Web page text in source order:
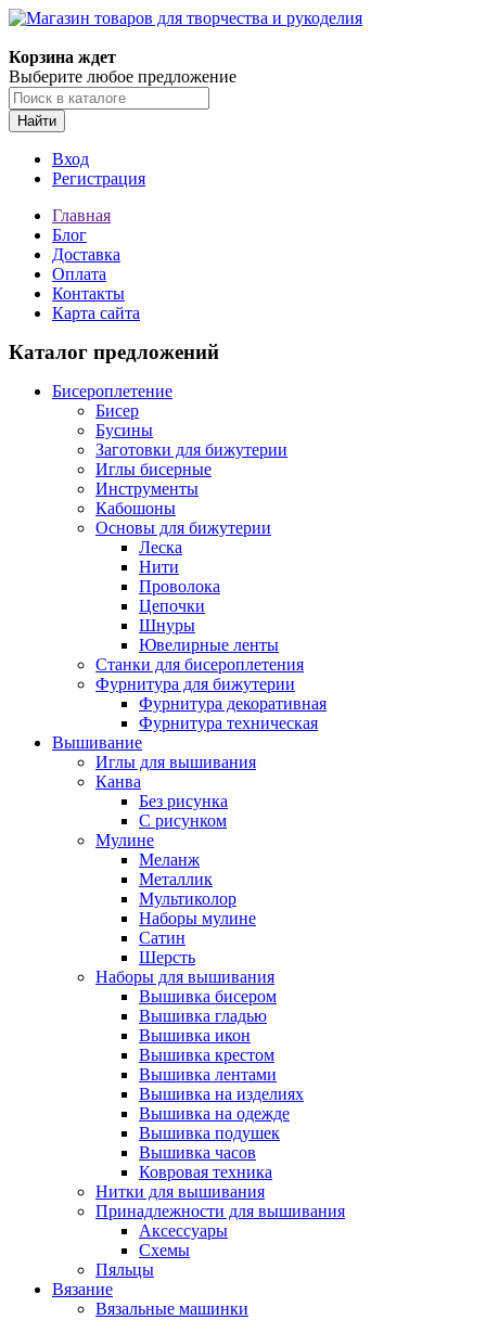
Корзина ждет
Выберите любое предложение
Найти
Вход
Регистрация
Главная
Блог
Доставка
Оплата
Контакты
Карта сайта
Каталог предложений
Бисероплетение
Бисер
Бусины
Заготовки для бижутерии
Иглы бисерные
Инструменты
Кабошоны
Основы для бижутерии
Леска
Нити
Проволока
Цепочки
Шнуры
Ювелирные ленты
Станки для бисероплетения
Фурнитура для бижутерии
Фурнитура декоративная
Фурнитура техническая
Вышивание
Иглы для вышивания
Канва
Без рисунка
С рисунком
Мулине
Меланж
Металлик
Мультиколор
Наборы мулине
Сатин
Шерсть
Наборы для вышивания
Вышивка бисером
Вышивка гладью
Вышивка икон
Вышивка крестом
Вышивка лентами
Вышивка на изделиях
Вышивка на одежде
Вышивка подушек
Вышивка часов
Ковровая техника
Нитки для вышивания
Принадлежности для вышивания
Аксессуары
Схемы
Пяльцы
Вязание
Вязальные машинки